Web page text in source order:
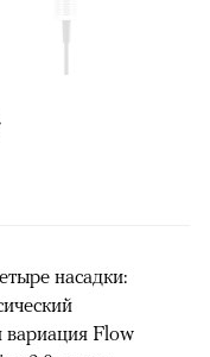
насадки:
вариация Flow